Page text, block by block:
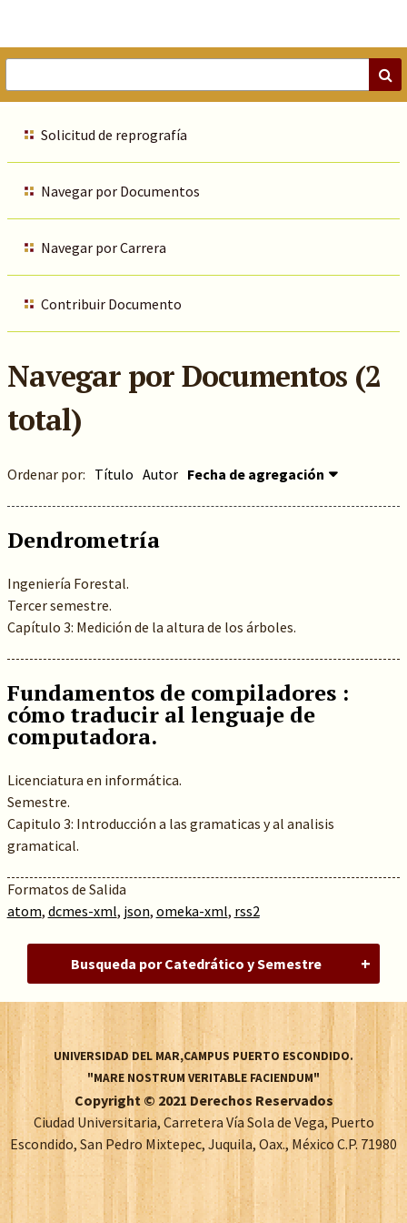
Solicitud de reprografía
Navegar por Documentos
Navegar por Carrera
Contribuir Documento
Navegar por Documentos (2
total)
Ordenar por: Título Autor Fecha de agregación
Dendrometría
Ingeniería Forestal.
Tercer semestre.
Capítulo 3: Medición de la altura de los árboles.
Fundamentos de compiladores :
cómo traducir al lenguaje de
computadora.
Licenciatura en informática.
Semestre.
Capitulo 3: Introducción a las gramaticas y al analisis
gramatical.
Formatos de Salida
atom, dcmes-xml, json, omeka-xml, rss2
Busqueda por Catedrático y Semestre
UNIVERSIDAD DEL MAR,CAMPUS PUERTO ESCONDIDO.
"MARE NOSTRUM VERITABLE FACIENDUM"
Copyright © 2021 Derechos Reservados
Ciudad Universitaria, Carretera Vía Sola de Vega, Puerto
Escondido, San Pedro Mixtepec, Juquila, Oax., México C.P. 71980